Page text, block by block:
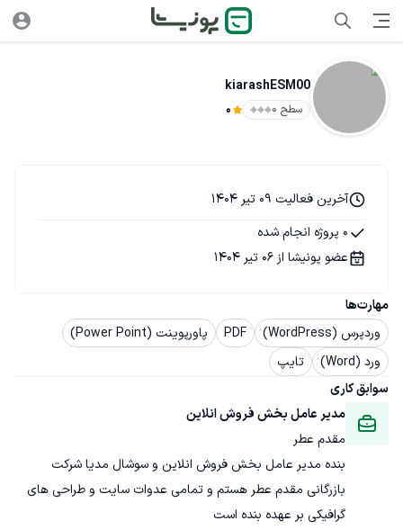
kiarashESM00
سطح ۰ 0
مهارت‌ها
وردپرس (WordPress)
PDF
پاورپوینت (Power Point)
ورد (Word)
تایپ
سوابق کاری
مدیر عامل بخش فروش انلاین
مقدم عطر
بنده مدیر عامل بخش فروش انلاین و سوشال مدیا شرکت
بازرگانی مقدم عطر هستم و تمامی عدوات سایت و طراحی های
گرافیکی بر عهده بنده است
آخرین فعالیت 09 تیر 1404
0 پروژه انجام شده
عضو پونیشا از 06 تیر 1404